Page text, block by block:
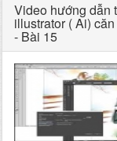
Video hướng dẫn
illustrator ( Ai)
- Bài 15